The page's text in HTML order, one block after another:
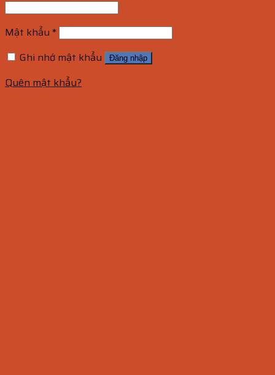
Mật khẩu *
Ghi nhớ mật khẩu
Đăng nhập
Quên mật khẩu?